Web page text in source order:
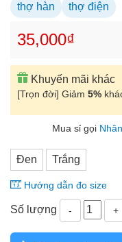
thợ hàn
thợ điện
35,000₫
Khuyến mãi khác
[Trọn đời] Giảm 5%
Mua sỉ gọi
Đen Trắng
Hướng dẫn đo size
Số lượng - +